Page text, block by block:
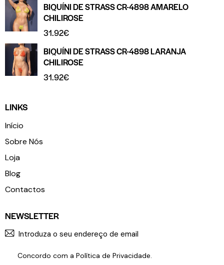
BIQUÍNI DE STRASS CR-4898 AMARELO
CHILIROSE
31.92€
BIQUÍNI DE STRASS CR-4898 LARANJA
CHILIROSE
31.92€
LINKS
Início
Sobre Nós
Loja
Blog
Contactos
NEWSLETTER
Concordo com a Política de Privacidade.